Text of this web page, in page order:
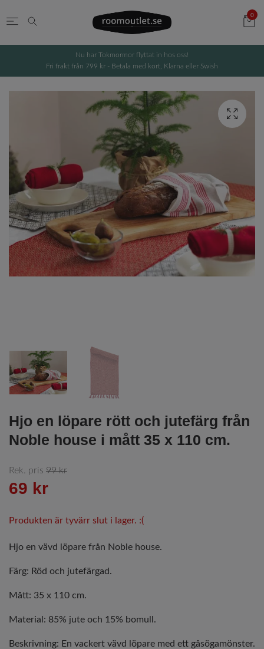
0
Nu har Tokmormor flyttat in hos oss!
Fri frakt från 799 kr - Betala med kort, Klarna eller Swish
Hjo en löpare rött och jutefärg från
Noble house i mått 35 x 110 cm.
Rek. pris 99 kr
69 kr
Produkten är tyvärr slut i lager. :(
Hjo en vävd löpare från Noble house.
Färg: Röd och jutefärgad.
Mått: 35 x 110 cm.
Material: 85% jute och 15% bomull.
Beskrivning: En vackert vävd löpare med ett gåsögamönster.